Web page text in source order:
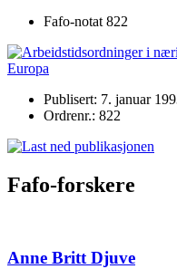
Fafo-notat 822
Publisert: 7. januar
Ordrenr.: 822
Fafo-forskere
Anne Britt Djuve